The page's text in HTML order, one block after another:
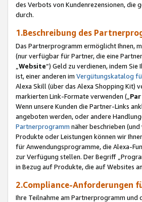
des Verbots von Kundenrezensionen,
durch.
1.Beschreibung des
Das Partnerprogramm ermöglicht Ihnen,
(nur verfügbar für Partner, die eine
Website“) Geld zu verdienen, indem Sie
ist, einer anderen im Vergütungskatalog
Alexa Skill (über das Alexa Shopping Kit)
markierten Link-Formate verwenden („
Wenn unsere Kunden die Partner-Links
angeboten werden, oder andere
Partnerprogramm näher beschrieben
Produkte oder Leistungen können wir
für Anwendungsprogramme, die Alexa-
zur Verfügung stellen. Der Begriff
in Bezug auf Produkte, die auf Websites
2.Compliance-Anforderungen
Ihre Teilnahme am Partnerprogramm und